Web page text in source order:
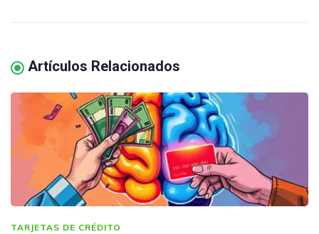
Artículos Relacionados
TARJETAS DE CRÉDITO